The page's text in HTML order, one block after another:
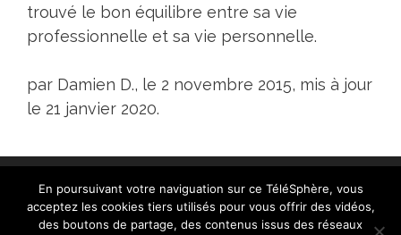
trouvé le bon équilibre entre sa vie
professionnelle et sa vie personnelle.
par Damien D., le 2 novembre 2015, mis à jour
le 21 janvier 2020.
En poursuivant votre naviguation sur ce TéléSphère, vous
acceptez les cookies tiers utilisés pour vous offrir des vidéos,
des boutons de partage, des contenus issus des réseaux